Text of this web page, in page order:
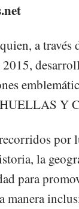
a
Y
la
para
manera